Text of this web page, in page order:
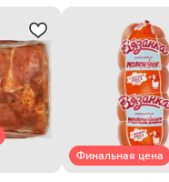
Финальная цена